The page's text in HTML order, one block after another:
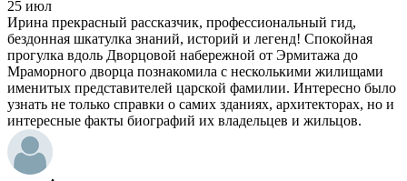
25 июл
Ирина прекрасный рассказчик, профессиональный гид,
бездонная шкатулка знаний, историй и легенд! Спокойная
прогулка вдоль Дворцовой набережной от Эрмитажа до
Мраморного дворца познакомила с несколькими жилищами
именитых представителей царской фамилии. Интересно было
узнать не только справки о самих зданиях, архитекторах, но и
интересные факты биографий их владельцев и жильцов.